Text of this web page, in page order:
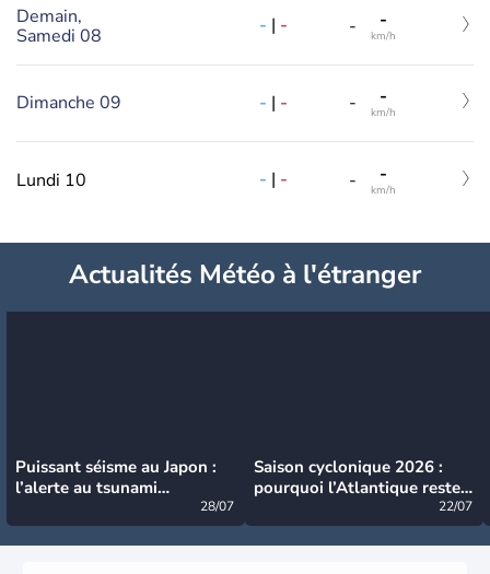
Demain,
Samedi 08
- | - - -
km/h
Dimanche 09 - | - - -
km/h
Lundi 10 - | - - -
km/h
Actualités Météo à l'étranger
Puissant séisme au Japon :
l’alerte au tsunami
28/07
Saison cyclonique 2026 :
pourquoi l’Atlantique reste
22/07